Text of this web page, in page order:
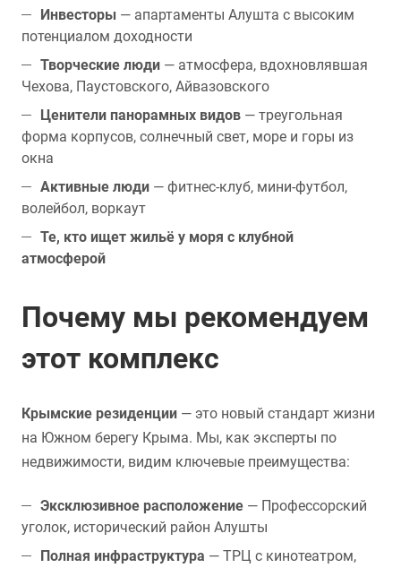
Инвесторы — апартаменты Алушта с высоким
потенциалом доходности
Творческие люди — атмосфера, вдохновлявшая
Чехова, Паустовского, Айвазовского
Ценители панорамных видов — треугольная
форма корпусов, солнечный свет, море и горы из
окна
Активные люди — фитнес-клуб, мини-футбол,
волейбол, воркаут
Те, кто ищет жильё у моря с клубной
атмосферой
Почему мы рекомендуем
этот комплекс
Крымские резиденции — это новый стандарт жизни
на Южном берегу Крыма. Мы, как эксперты по
недвижимости, видим ключевые преимущества:
Эксклюзивное расположение — Профессорский
уголок, исторический район Алушты
Полная инфраструктура — ТРЦ с кинотеатром,